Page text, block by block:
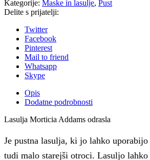
Kategorije: Maske in lasulje, Pust
Delite s prijatelji:
Twitter
Facebook
Pinterest
Mail to friend
Whatsapp
Skype
Opis
Dodatne podrobnosti
Lasulja Morticia Addams odrasla
Je pustna lasulja, ki jo lahko
tudi malo starejši otroci. Lasuljo